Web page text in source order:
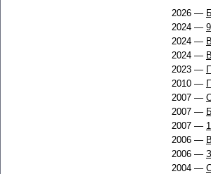
2026 —
2024 —
2024 —
2024 —
2023 —
2010 —
2007 —
2007 —
2007 —
2006 —
2006 —
2004 —